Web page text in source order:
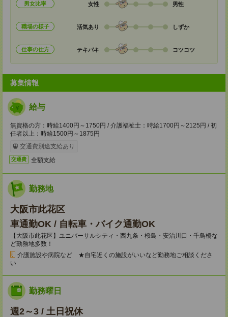
男女比率 女性 男性
職場の様子 活気あり しずか
仕事の仕方 テキパキ コツコツ
募集情報
給与
無資格の方：時給1400円～1750円 / 介護福祉士：時給1700円～2125円 / 初
任者以上：時給1500円～1875円
交通費別途支給あり
交通費 全額支給
勤務地
大阪市此花区
車通勤OK / 自転車・バイク通勤OK
【大阪市此花区】ユニバーサルシティ・西九条・桜島・安治川口・千鳥橋な
ど勤務地多数！
介護施設や病院など ★自宅近くの施設がいいなど勤務地ご相談くださ
い
勤務曜日
週2～3 / 土日祝休